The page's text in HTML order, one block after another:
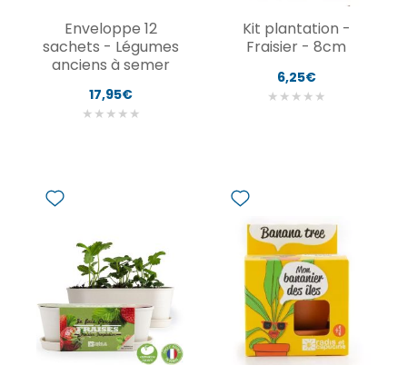
Enveloppe 12
sachets - Légumes
anciens à semer
17,95€
★ ★ ★ ★ ★
Kit plantation -
Fraisier - 8cm
6,25€
★ ★ ★ ★ ★